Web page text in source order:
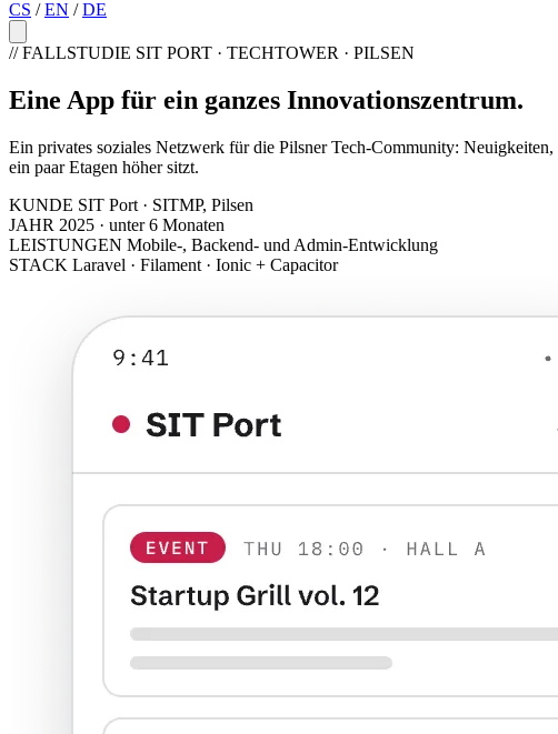
CS / EN / DE
// FALLSTUDIE SIT PORT · TECHTOWER · PILSEN
Eine App für ein ganzes Innovationszentrum.
Ein privates soziales Netzwerk für die Pilsner Tech-Community:
ein paar Etagen höher sitzt.
KUNDE SIT Port · SITMP, Pilsen
JAHR 2025 · unter 6 Monaten
LEISTUNGEN Mobile-, Backend- und Admin-Entwicklung
STACK Laravel · Filament · Ionic + Capacitor